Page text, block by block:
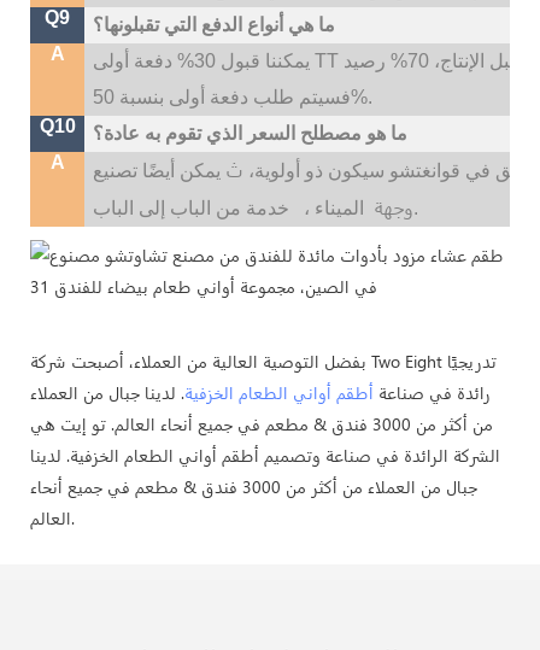
Q9
ما هي أنواع الدفع التي تقبلونها؟
A
يمكننا قبول 30% دفعة أولى TT قبل الإنتاج، 70% رصيد TT قبل التسليم؛ إذا كنت بحاجة إلى شعار مخصص،
فسيتم طلب دفعة أولى بنسبة 50%.
Q10
ما هو مصطلح السعر الذي تقوم به عادة؟
A
في قوانغتشو سيكون ذو أولوية، ث
وجهة
الميناء ، خدمة من الباب إلى الباب.
بفضل التوصية العالية من العملاء، أصبحت شركة Two Eight تدريجيًا
رائدة في صناعة أطقم أواني الطعام الخزفية. لدينا جبال من العملاء
من أكثر من 3000 فندق & مطعم في جميع أنحاء العالم. تو إيت هي
الشركة الرائدة في صناعة وتصميم أطقم أواني الطعام الخزفية. لدينا
جبال من العملاء من أكثر من 3000 فندق & مطعم في جميع أنحاء
العالم.